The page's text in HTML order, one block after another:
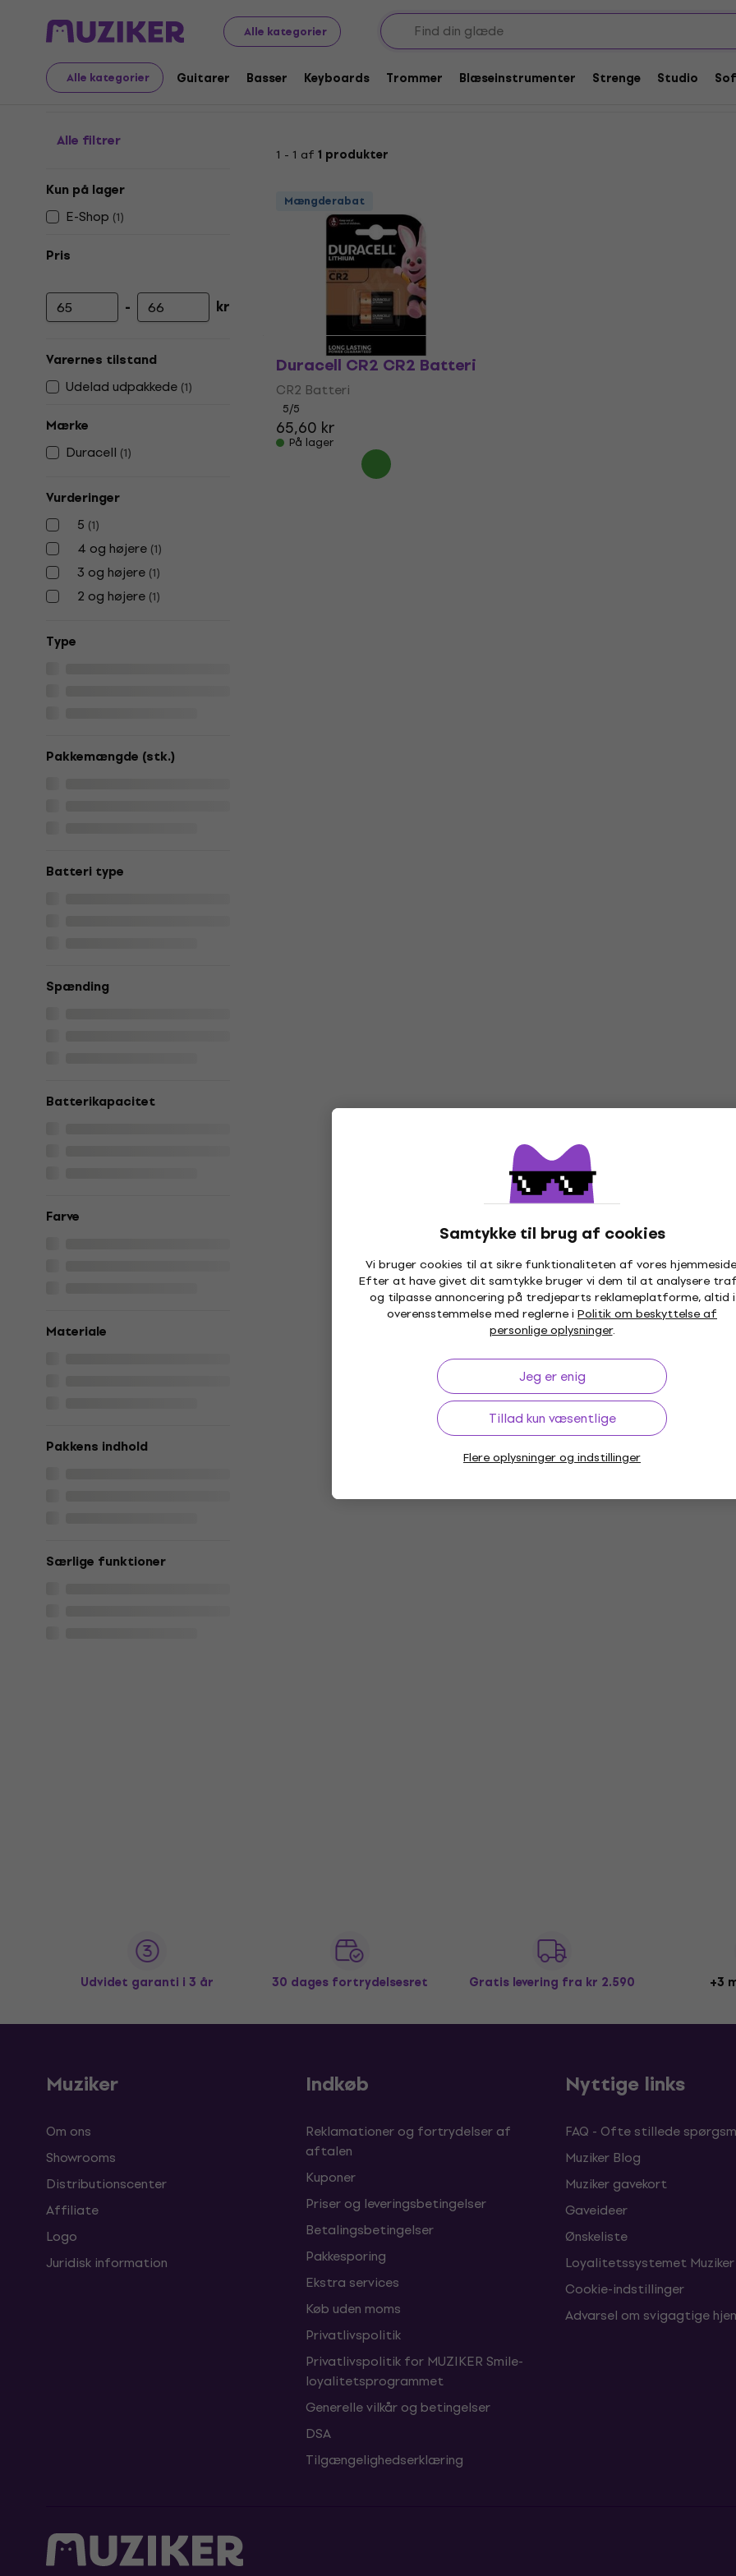
Alle kategorier
Alle kategorier Guitarer Basser Keyboards Trommer Blæseinstrumenter Strenge Studio
Samtykke til brug af cookies
Vi bruger cookies til at sikre funktionaliteten af vores
Efter at have givet dit samtykke bruger vi dem til at analysere
og tilpasse annoncering på tredjeparts reklameplatforme, altid i
overensstemmelse med reglerne i Politik om beskyttelse af
personlige oplysninger.
Jeg er enig
Tillad kun væsentlige
Flere oplysninger og indstillinger
Audio Video Tech Batterier CR2 Batterier
CR2 Batterier
Alle filtrer
Kun på lager
E-Shop (1)
Pris
Minimumspris
- Maksimal pris
kr
Varernes tilstand
Udelad udpakkede (1)
Mærke
Duracell (1)
Vurderinger
5 (1)
4 og højere (1)
3 og højere (1)
2 og højere (1)
Type
Pakkemængde (stk.)
Batteri type
Spænding
Batterikapacitet
Farve
Materiale
Pakkens indhold
Særlige funktioner
1 - 1 af 1 produkter
Mængderabat
Duracell CR2 CR2 Batteri
CR2 Batteri
5/5
65,60 kr
På lager
Udvidet garanti i 3 år 30 dages fortrydelsesret Gratis levering fra kr 2.590 +3
Muziker
Om ons
Showrooms
Distributionscenter
Affiliate
Logo
Juridisk information
Indkøb
Reklamationer og fortrydelser af
aftalen
Kuponer
Priser og leveringsbetingelser
Betalingsbetingelser
Pakkesporing
Ekstra services
Køb uden moms
Privatlivspolitik
Privatlivspolitik for MUZIKER Smile-
loyalitetsprogrammet
Generelle vilkår og betingelser
DSA
Tilgængelighedserklæring
Nyttige links
FAQ - Ofte stillede
Muziker Blog
Muziker gavekort
Gaveideer
Ønskeliste
Loyalitetssystemet Muziker
Cookie-indstillinger
Advarsel om svigagtige